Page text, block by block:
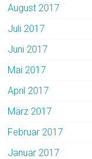
August 2017
Juli 2017
Juni 2017
Mai 2017
April 2017
März 2017
Februar 2017
Januar 2017